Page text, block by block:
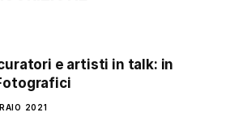
e artisti in talk: in
2021